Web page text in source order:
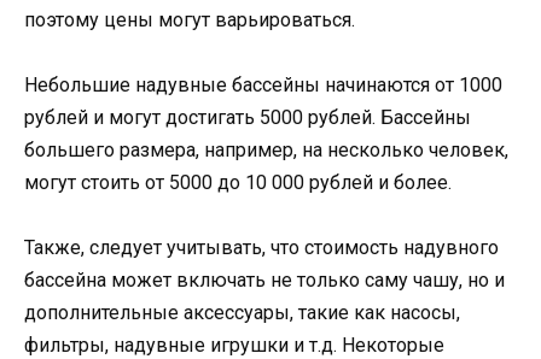
поэтому цены могут варьироваться.
Небольшие надувные бассейны начинаются от 1000
рублей и могут достигать 5000 рублей. Бассейны
большего размера, например, на несколько человек,
могут стоить от 5000 до 10 000 рублей и более.
Также, следует учитывать, что стоимость надувного
бассейна может включать не только саму чашу, но и
дополнительные аксессуары, такие как насосы,
фильтры, надувные игрушки и т.д. Некоторые